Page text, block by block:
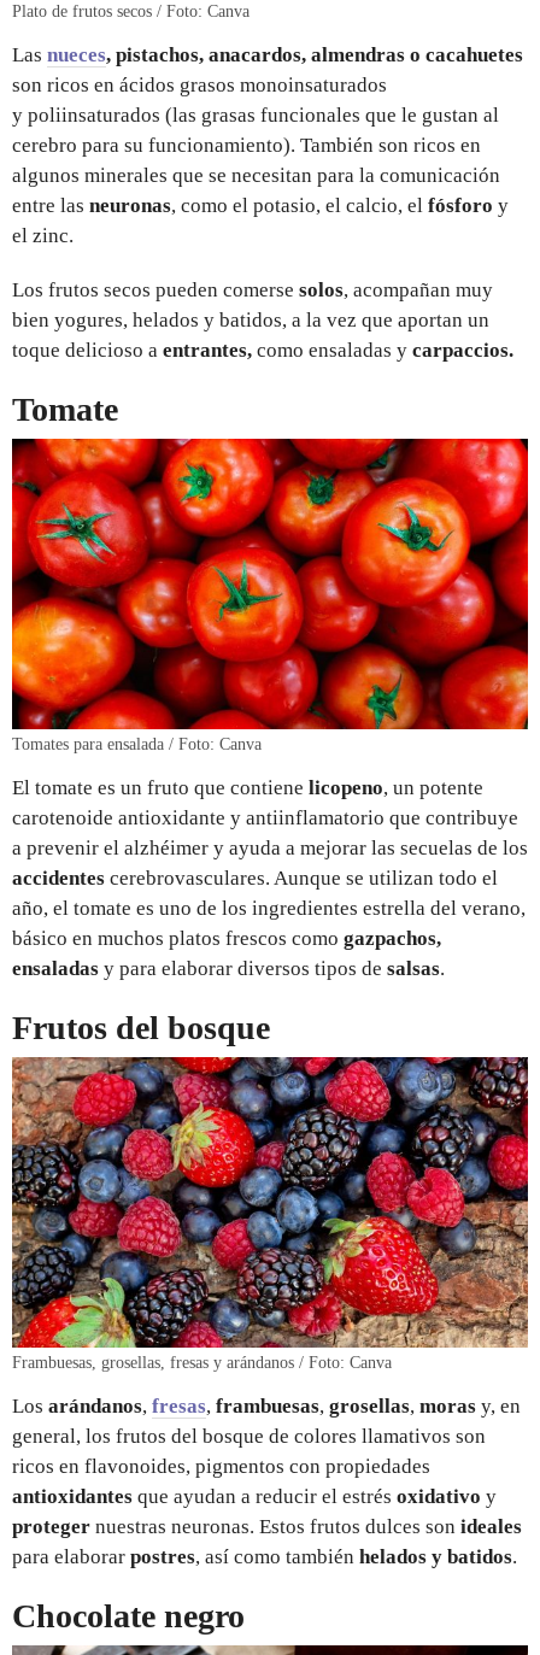
Plato de frutos secos / Foto: Canva
Las nueces, pistachos, anacardos, almendras o cacahuetes
son ricos en ácidos grasos monoinsaturados
y poliinsaturados (las grasas funcionales que le gustan al
cerebro para su funcionamiento). También son ricos en
algunos minerales que se necesitan para la comunicación
entre las neuronas, como el potasio, el calcio, el fósforo y
el zinc.
Los frutos secos pueden comerse solos, acompañan muy
bien yogures, helados y batidos, a la vez que aportan un
toque delicioso a entrantes, como ensaladas y carpaccios.
Tomate
Tomates para ensalada / Foto: Canva
El tomate es un fruto que contiene licopeno, un potente
carotenoide antioxidante y antiinflamatorio que contribuye
a prevenir el alzhéimer y ayuda a mejorar las secuelas de los
accidentes cerebrovasculares. Aunque se utilizan todo el
año, el tomate es uno de los ingredientes estrella del verano,
básico en muchos platos frescos como gazpachos,
ensaladas y para elaborar diversos tipos de salsas.
Frutos del bosque
Frambuesas, grosellas, fresas y arándanos / Foto: Canva
Los arándanos, fresas, frambuesas, grosellas, moras y, en
general, los frutos del bosque de colores llamativos son
ricos en flavonoides, pigmentos con propiedades
antioxidantes que ayudan a reducir el estrés oxidativo y
proteger nuestras neuronas. Estos frutos dulces son ideales
para elaborar postres, así como también helados y batidos.
Chocolate negro